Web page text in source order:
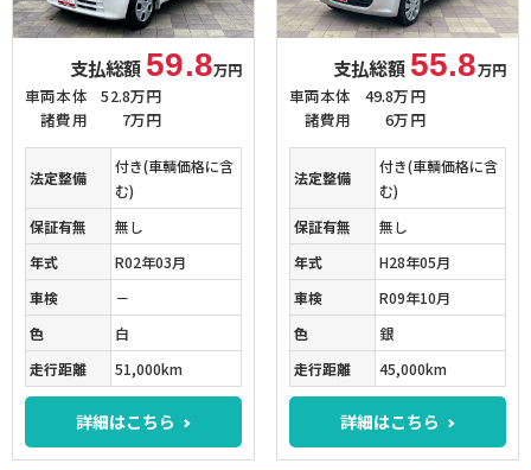
支払総額 59.8万円
車両本体
52.8万円
諸費用
7万円
法定整備
付き(車輌価格に含
む)
保証有無
無し
年式
R02年03月
車検
－
色
白
走行距離
51,000km
詳細はこちら
支払総額 55.8万円
車両本体
49.8万円
諸費用
6万円
法定整備
付き(車輌価格に含
む)
保証有無
無し
年式
H28年05月
車検
R09年10月
色
銀
走行距離
45,000km
詳細はこちら